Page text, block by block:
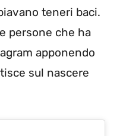
teneri baci.
persone che ha
apponendo
sul nascere